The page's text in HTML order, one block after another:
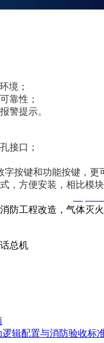
境；
靠性；
警提示。
接口；
按键和功能按键，更
，方便安装，相比模
工程改造，气体灭
总机
辑配置与消防验收标